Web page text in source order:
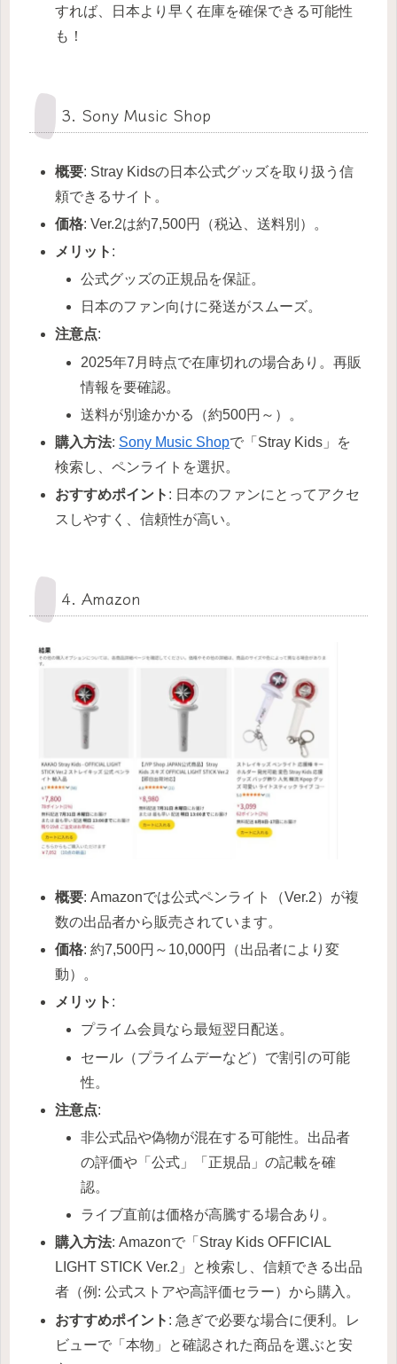
すれば、日本より早く在庫を確保できる可能性
も！
3. Sony Music Shop
概要: Stray Kidsの日本公式グッズを取り扱う信
頼できるサイト。
価格: Ver.2は約7,500円（税込、送料別）。
メリット :
公式グッズの正規品を保証。
日本のファン向けに発送がスムーズ。
注意点:
2025年7月時点で在庫切れの場合あり。再販
情報を要確認。
送料が別途かかる（約500円～）。
購入方法: Sony Music Shopで「Stray Kids」を
検索し、ペンライトを選択。
おすすめポイント : 日本のファンにとってアクセ
スしやすく、信頼性が高い。
4. Amazon
概要: Amazonでは公式ペンライト（Ver.2）が複
数の出品者から販売されています。
価格: 約7,500円～10,000円（出品者により変
動）。
メリット :
プライム会員なら最短翌日配送。
セール（プライムデーなど）で割引の可能
性。
注意点:
非公式品や偽物が混在する可能性。出品者
の評価や「公式」「正規品」の記載を確
認。
ライブ直前は価格が高騰する場合あり。
購入方法: Amazonで「Stray Kids OFFICIAL
LIGHT STICK Ver.2」と検索し、信頼できる出品
者（例: 公式ストアや高評価セラー）から購入。
おすすめポイント : 急ぎで必要な場合に便利。レ
ビューで「本物」と確認された商品を選ぶと安